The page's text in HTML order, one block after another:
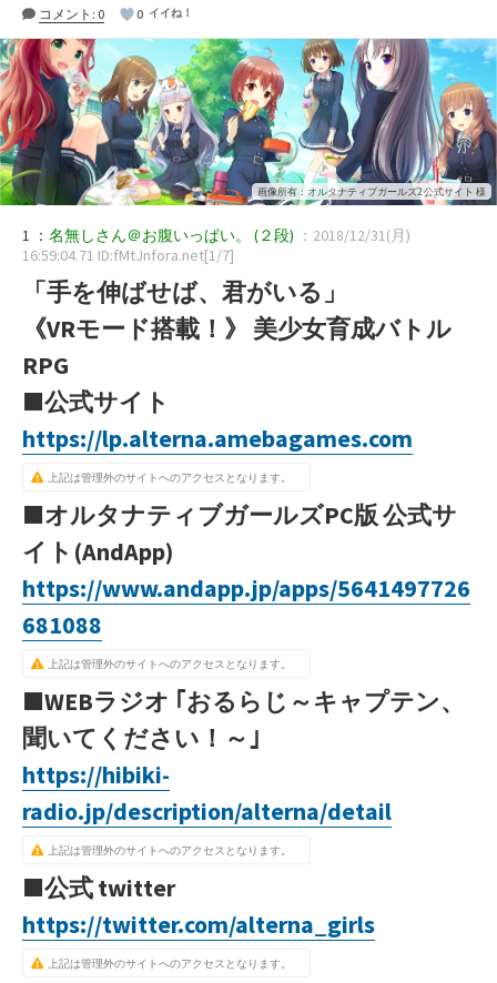
開
終
日
リ
ー
コメント: 0
0 イイね！
画像所有：オルタナティブガールズ2 公式サイト 様
1 ： 名無しさん＠お腹いっぱい。 (２段) ：2018/12/31(月)
16:59:04.71 ID:fMtJnfora.net[1/7]
「手を伸ばせば、君がいる」
《VRモード搭載！》 美少女育成バトル
RPG
■公式サイト
https://lp.alterna.amebagames.com
上記は管理外のサイトへのアクセスとなります。
■オルタナティブガールズPC版 公式サ
イト(AndApp)
https://www.andapp.jp/apps/5641497726
681088
上記は管理外のサイトへのアクセスとなります。
■WEBラジオ ｢おるらじ～キャプテン、
聞いてください！～｣
https://hibiki-
radio.jp/description/alterna/detail
上記は管理外のサイトへのアクセスとなります。
■公式 twitter
https://twitter.com/alterna_girls
上記は管理外のサイトへのアクセスとなります。